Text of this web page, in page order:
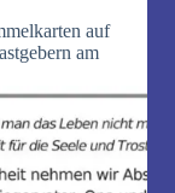
auf
am